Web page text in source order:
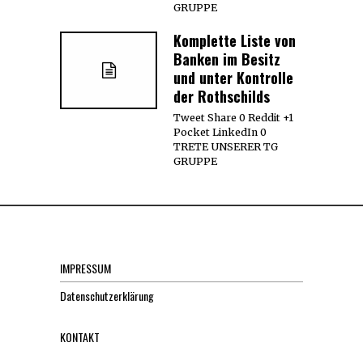
GRUPPE
Komplette Liste von
Banken im Besitz
und unter Kontrolle
der Rothschilds
Tweet Share 0 Reddit +1
Pocket LinkedIn 0
TRETE UNSERER TG
GRUPPE
IMPRESSUM
Datenschutzerklärung
KONTAKT